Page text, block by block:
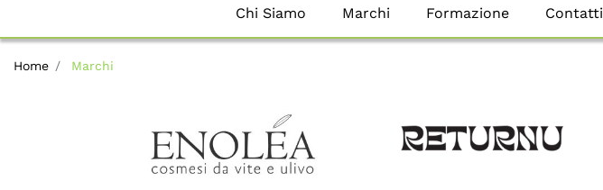
Chi Siamo Marchi Formazione Contatti
Home Marchi